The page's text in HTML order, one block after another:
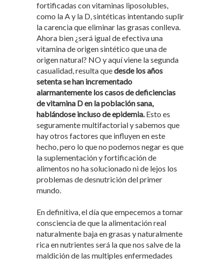
fortificadas con vitaminas liposolubles,
como la A y la D, sintéticas intentando suplir
la carencia que eliminar las grasas conlleva.
Ahora bien ¿será igual de efectiva una
vitamina de origen sintético que una de
origen natural? NO y aquí viene la segunda
casualidad, resulta quedesde los años
setenta se han incrementado
alarmantemente los casos de deficiencias
de vitamina D en la población sana,
hablándose incluso de epidemia.Esto es
seguramente multifactorial y sabemos que
hay otros factores que influyen en este
hecho, pero lo que no podemos negar es que
la suplementación y fortificación de
alimentos no ha solucionado ni de lejos los
problemas de desnutrición del primer
mundo.
En definitiva, el día que empecemos a tomar
consciencia de que la alimentación real
naturalmente baja en grasas y naturalmente
rica en nutrientes será la que nos salve de la
maldición de las multiples enfermedades